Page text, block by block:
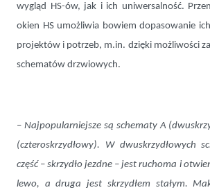
wygląd HS-ów, jak i ich uniwersalność.
okien HS umożliwia bowiem dopasowanie
projektów i potrzeb, m.in. dzięki możliwości
schematów drzwiowych.
– Najpopularniejsze są schematy A
(czteroskrzydłowy). W dwuskrzydłowych
część – skrzydło jezdne – jest ruchoma i
lewo, a druga jest skrzydłem stałym.